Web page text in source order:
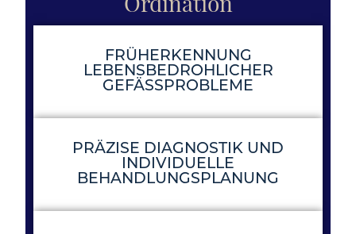
Ordination
FRÜHERKENNUNG
LEBENSBEDROHLICHER
GEFÄSSPROBLEME
PRÄZISE DIAGNOSTIK UND
INDIVIDUELLE
BEHANDLUNGSPLANUNG